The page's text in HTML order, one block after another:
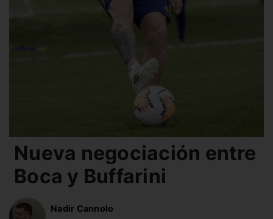
Nueva negociación entre
Boca y Buffarini
Nadir Cannolo